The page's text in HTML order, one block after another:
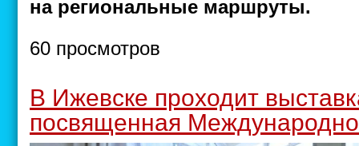
на региональные маршруты.
60 просмотров
В Ижевске проходит
посвященная